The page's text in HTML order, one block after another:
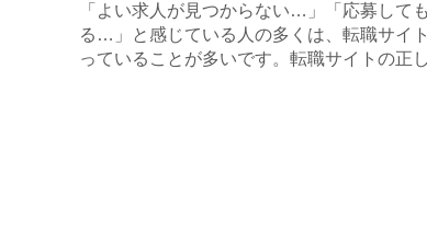
「よい求人が見つからない…」「応募して
る…」と感じている人の多くは、転職サイ
っていることが多いです。転職サイトの正